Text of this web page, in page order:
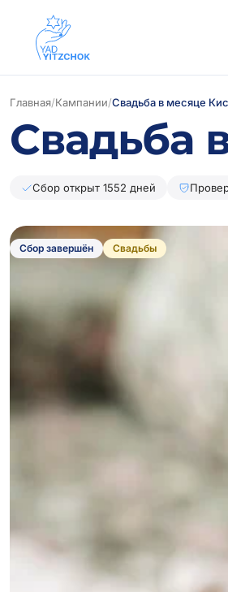
Главная/Кампании/Свадьба в месяце
Свадьба
Сбор открыт 1552 дней
Сбор завершён Свадьбы